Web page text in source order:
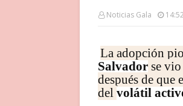
Noticias Gala 14:52
La adopción
Salvador se vio
después de que
del volátil